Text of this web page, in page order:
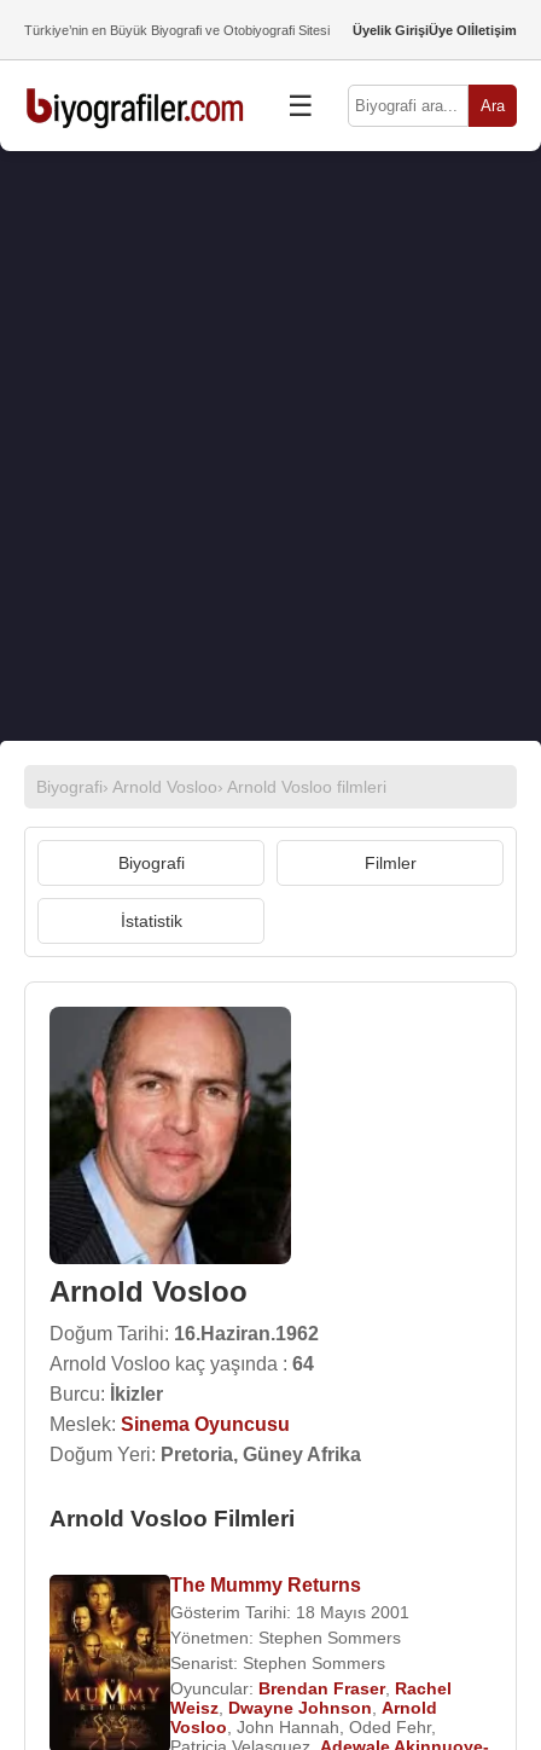
Türkiye’nin en Büyük Biyografi ve Otobiyografi Sitesi Üyelik GirişiÜye Olİletişim
☰ Ara
Biyografi› Arnold Vosloo› Arnold Vosloo filmleri
Biyografi Filmler
İstatistik
Arnold Vosloo
Doğum Tarihi: 16.Haziran.1962
Arnold Vosloo kaç yaşında : 64
Burcu:
İkizler
Meslek: Sinema Oyuncusu
Doğum Yeri: Pretoria, Güney Afrika
Arnold Vosloo Filmleri
The Mummy Returns
Gösterim Tarihi: 18 Mayıs 2001
Yönetmen: Stephen Sommers
Senarist: Stephen Sommers
Oyuncular: Brendan Fraser, Rachel
Weisz Dwayne Johnson Arnold
Vosloo John Hannah Oded Fehr,